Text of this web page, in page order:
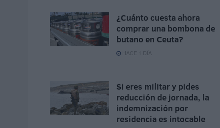
¿Cuánto cuesta ahora
comprar una bombona de
butano en Ceuta?
HACE 1 DÍA
Si eres militar y pides
reducción de jornada, la
indemnización por
residencia es intocable